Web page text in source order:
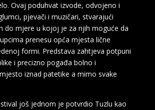
Ovaj poduhvat izvode, odvojeno i
pjevači i muzičari, stvarajući
do mjere u kojoj je za njih moguće da
prenesu opća mjesta lične
formi. Predstava zahtjeva potpuni
i precizno pogađa bolno i
iznad patetike a mimo svake
još jednom je potvrdio Tuzlu kao